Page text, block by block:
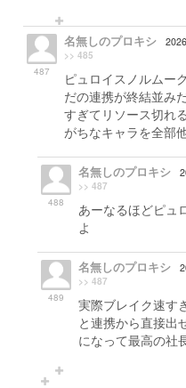
487
名無しのプロキシ
>> 485
ピュロイスノルムー
だの連携が終結並み
すぎてリソース切れ
がちなキャラを全部
488
名無しのプロキシ
>> 487
あーなるほどピ
よ
489
名無しのプロキシ
>> 487
実際ブレイク速す
と連携から直接出
になって最高の社